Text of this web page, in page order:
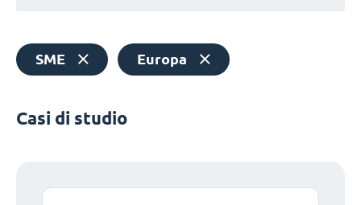
SME Europa
Casi di studio